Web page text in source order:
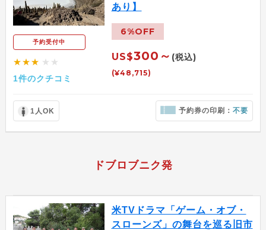
予約受付中
★★★ ★★
1件のクチコミ
あり】
6%OFF
US$300～ (税込)
(¥48,715)
1人OK 予約券の印刷：不要
ドブロブニク発
米TVドラマ「ゲーム・オブ・
スローンズ」の舞台を巡る旧市